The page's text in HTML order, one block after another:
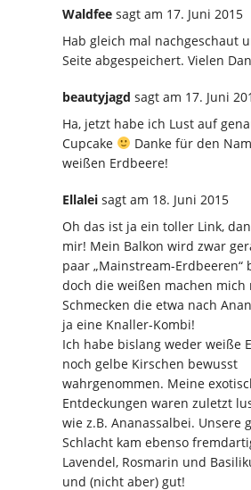
Waldfee sagt am 17. Juni 2015
Hab gleich mal nachgeschaut
Seite abgespeichert. Vielen
beautyjagd sagt am 17. Juni
Ha, jetzt habe ich Lust auf
Cupcake
Danke für den
weißen Erdbeere!
Ellalei sagt am 18. Juni 2015
Oh das ist ja ein toller Link,
mir! Mein Balkon wird zwar
paar „Mainstream-Erdbeeren“
doch die weißen machen mich
Schmecken die etwa nach
ja eine Knaller-Kombi!
Ich habe bislang weder weiße
noch gelbe Kirschen bewusst
wahrgenommen. Meine
Entdeckungen waren zuletzt
wie z.B. Ananassalbei. Unsere
Schlacht kam ebenso
Lavendel, Rosmarin und
und (nicht aber) gut!